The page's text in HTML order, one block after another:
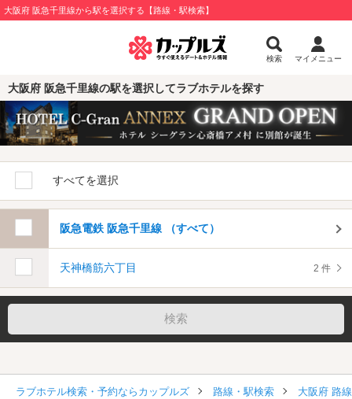
大阪府 阪急千里線から駅を選択する【路線・駅検索】
検索 マイメニュー
大阪府 阪急千里線の駅を選択してラブホテルを探す
すべてを選択
阪急電鉄 阪急千里線 （すべて）
天神橋筋六丁目 2 件
ラブホテル検索・予約ならカップルズ 路線・駅検索 大阪府 路